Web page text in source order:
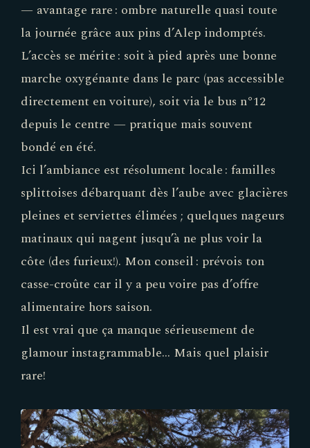
— avantage rare : ombre naturelle quasi toute
la journée grâce aux pins d’Alep indomptés.
L’accès se mérite : soit à pied après une bonne
marche oxygénante dans le parc (pas accessible
directement en voiture), soit via le bus n°12
depuis le centre — pratique mais souvent
bondé en été.
Ici l’ambiance est résolument locale : familles
splittoises débarquant dès l’aube avec glacières
pleines et serviettes élimées ; quelques nageurs
matinaux qui nagent jusqu’à ne plus voir la
côte (des furieux!). Mon conseil : prévois ton
casse-croûte car il y a peu voire pas d’offre
alimentaire hors saison.
Il est vrai que ça manque sérieusement de
glamour instagrammable… Mais quel plaisir
rare!